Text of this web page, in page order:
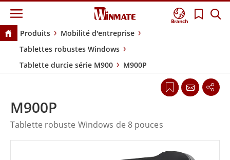
Branch
Produits
Mobilité d'entreprise
Tablettes robustes Windows
Tablette durcie série M900
M900P
M900P
Tablette robuste Windows de 8 pouces